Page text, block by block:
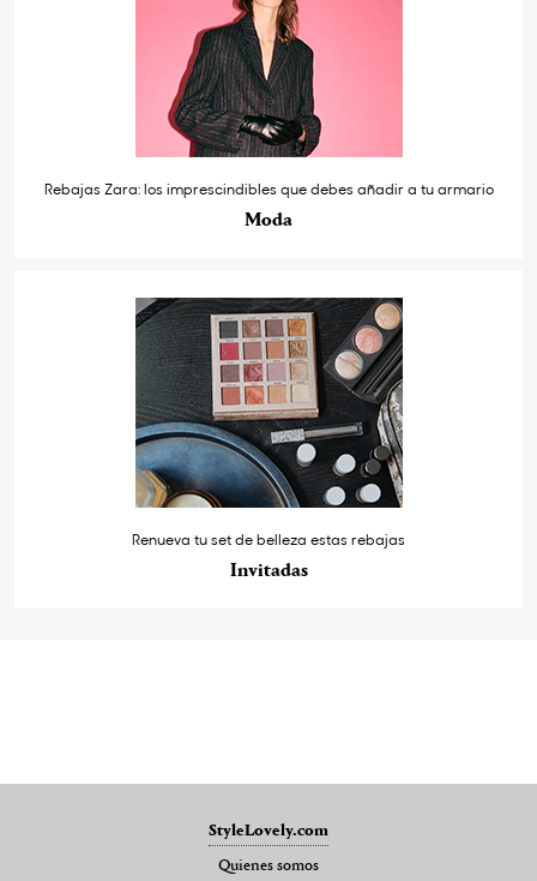
Rebajas Zara: los imprescindibles que debes añadir a tu armario
Moda
Renueva tu set de belleza estas rebajas
Invitadas
StyleLovely.com
Quienes somos